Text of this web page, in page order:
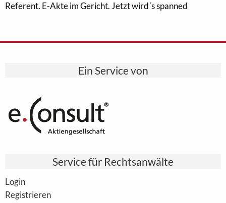
Referent. E-Akte im Gericht. Jetzt wird´s spanned
Ein Service von
Service für Rechtsanwälte
Login
Registrieren